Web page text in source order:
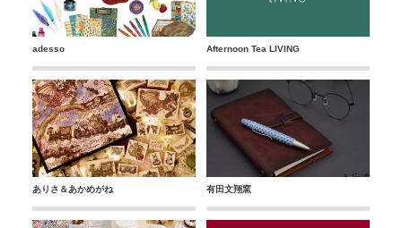
adesso Afternoon Tea LIVING
ありさ＆あかめがね 有田文翔窯